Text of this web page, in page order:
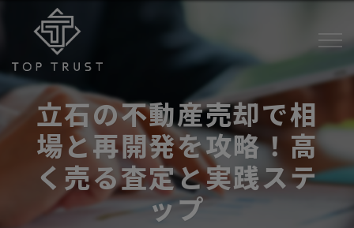
立石の不動産売却で相
場と再開発を攻略！高
く売る査定と実践ステ
ップ